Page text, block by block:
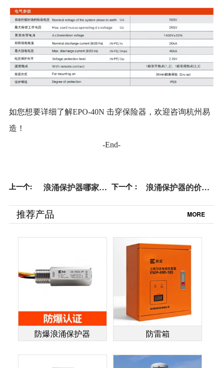
如您想要详细了解EPO-40N 击穿保险器，欢迎咨询杭州易
造！
-End-
上一个:
浪涌保护器哪家
器为您的设备护航-
易造防雷
下一个：
浪涌保护器的价格-
推荐产品 MORE
防爆浪涌保护器 防雷箱